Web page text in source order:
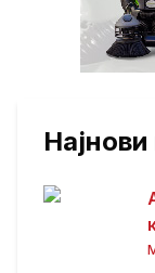
Најнови